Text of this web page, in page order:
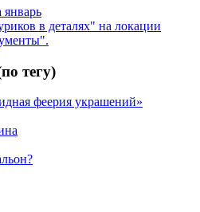
в деталях" на локации
тегу)
феерия украшений»